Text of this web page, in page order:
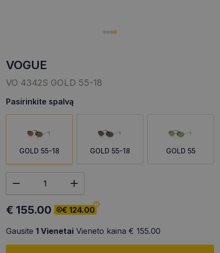
VOGUE
VO 4342S GOLD 55-18
Pasirinkite spalvą
GOLD 55-18 GOLD 55-18 GOLD 55
€ 155.00 € 124.00
Gausite 1 Vienetai Vieneto kaina € 155.00